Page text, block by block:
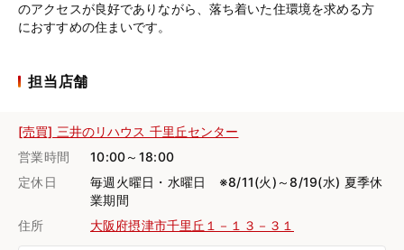
のアクセスが良好でありながら、落ち着いた住環境を求める方
におすすめの住まいです。
担当店舗
[売買] 三井のリハウス 千里丘センター
営業時間
10:00～18:00
定休日
毎週火曜日・水曜日 ※8/11(火)～8/19(水) 夏季休
業期間
住所
大阪府摂津市千里丘１－１３－３１